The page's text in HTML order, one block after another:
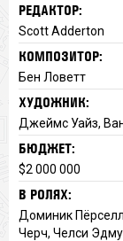
РЕДАКТОР:
Scott Adderton
КОМПОЗИТОР:
Бен Ловетт
ХУДОЖНИК:
Джеймс Уайз,
БЮДЖЕТ:
$2 000 000
В РОЛЯХ:
Доминик
Черч, Челси